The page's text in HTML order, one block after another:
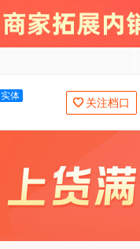
实体
关注档口